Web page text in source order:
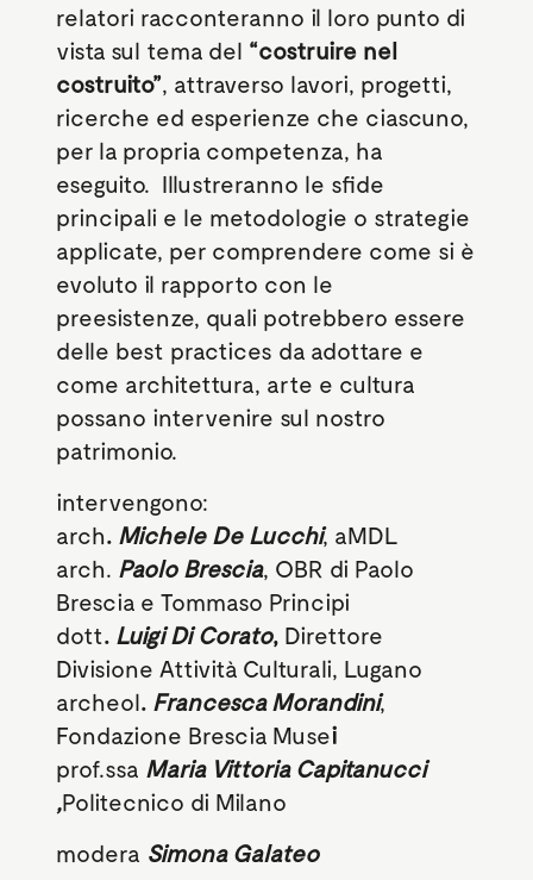
relatori racconteranno il loro punto di
vista sul tema del “costruire nel
costruito”, attraverso lavori, progetti,
ricerche ed esperienze che ciascuno,
per la propria competenza, ha
eseguito. Illustreranno le sfide
principali e le metodologie o strategie
applicate, per comprendere come si è
evoluto il rapporto con le
preesistenze, quali potrebbero essere
delle best practices da adottare e
come architettura, arte e cultura
possano intervenire sul nostro
patrimonio.
intervengono:
arch. Michele De Lucchi, aMDL
arch. Paolo Brescia, OBR di Paolo
Brescia e Tommaso Principi
dott. Luigi Di Corato,Direttore
Divisione Attività Culturali, Lugano
archeol. Francesca Morandini,
Fondazione Brescia Musei
prof.ssa Maria Vittoria Capitanucci
,Politecnico di Milano
modera Simona Galateo